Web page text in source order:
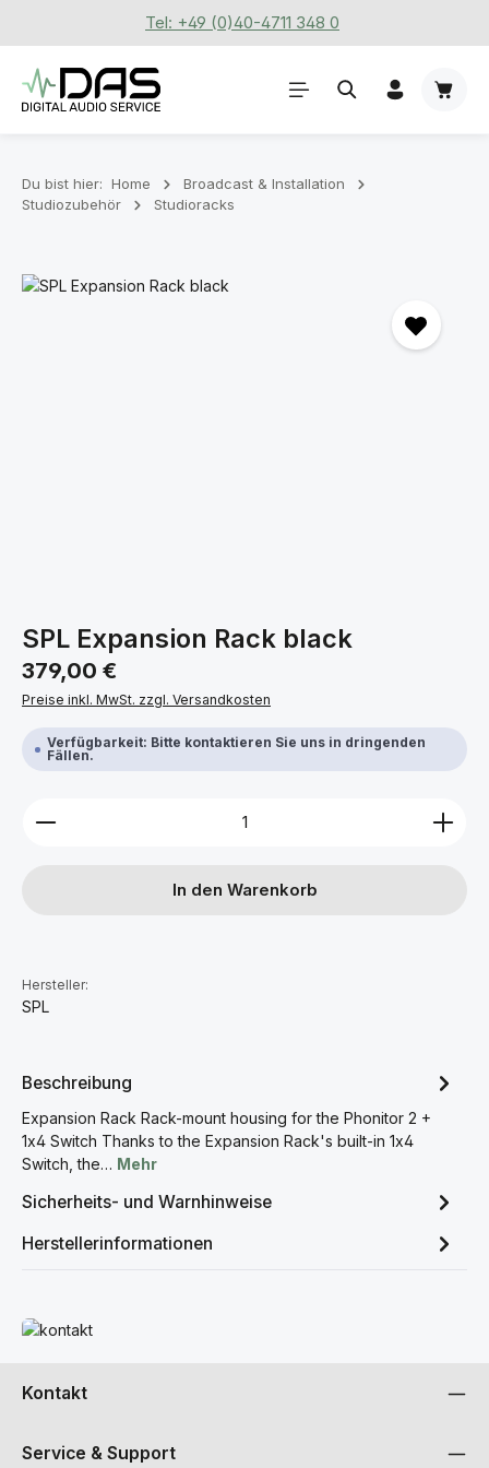
Zum Hauptinhalt springenTel: +49 (0)40-4711 348 0
Du bist hier: Home
Broadcast & Installation
Studiozubehör
Studioracks
Bildergalerie überspringen
SPL Expansion Rack black
Regulärer Preis:
379,00 €
Preise inkl. MwSt. zzgl. Versandkosten
Verfügbarkeit: Bitte kontaktieren Sie uns in dringenden
Fällen.
Produkt Anzahl: Gib den gewünschten Wert ein
In den Warenkorb
Hersteller:
SPL
Beschreibung
Expansion Rack Rack-mount housing for the Phonitor 2 +
1x4 Switch Thanks to the Expansion Rack's built-in 1x4
Switch, the… Mehr
Sicherheits- und Warnhinweise
Herstellerinformationen
Mehr erfahren
Kontakt
Service & Support